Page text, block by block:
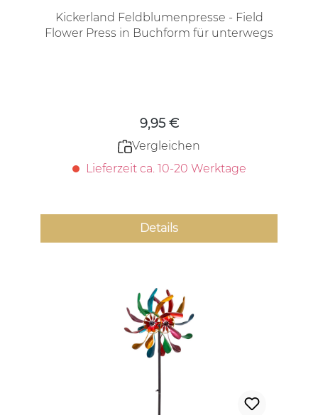
Kickerland Feldblumenpresse - Field
Flower Press in Buchform für unterwegs
9,95 €
Vergleichen
Lieferzeit ca. 10-20 Werktage
Details